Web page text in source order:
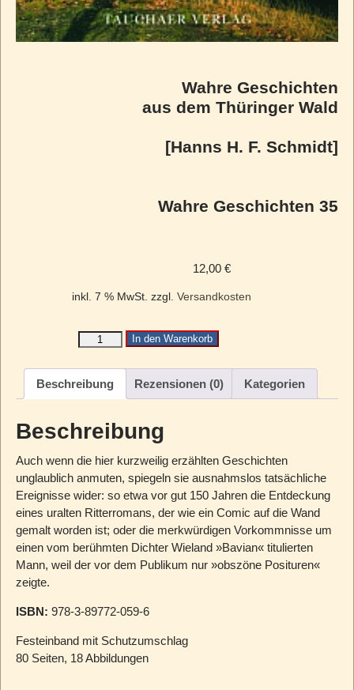
Wahre Geschichten
aus dem Thüringer Wald
[Hanns H. F. Schmidt]
Wahre Geschichten 35
12,00 €
inkl. 7 % MwSt. zzgl. Versandkosten
In den Warenkorb
Beschreibung Rezensionen (0) Kategorien
Beschreibung
Auch wenn die hier kurzweilig erzählten Geschichten
unglaublich anmuten, spiegeln sie ausnahmslos tatsächliche
Ereignisse wider: so etwa vor gut 150 Jahren die Entdeckung
eines uralten Ritterromans, der wie ein Comic auf die Wand
gemalt worden ist; oder die merkwürdigen Vorkommnisse um
einen vom berühmten Dichter Wieland »Bavian« titulierten
Mann, weil der vor dem Publikum nur »obszöne Posituren«
zeigte.
ISBN: 978-3-89772-059-6
Festeinband mit Schutzumschlag
80 Seiten, 18 Abbildungen